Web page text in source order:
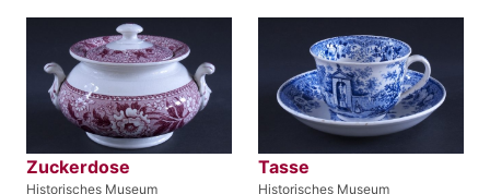
Zuckerdose
Historisches Museum
Tasse
Historisches Museum